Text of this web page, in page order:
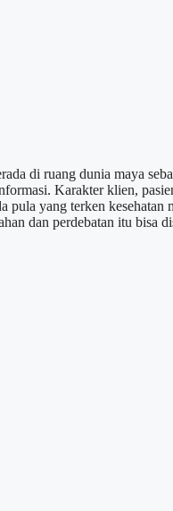
di ruang dunia maya
Karakter klien,
yang terken kesehatan
dan perdebatan itu bisa